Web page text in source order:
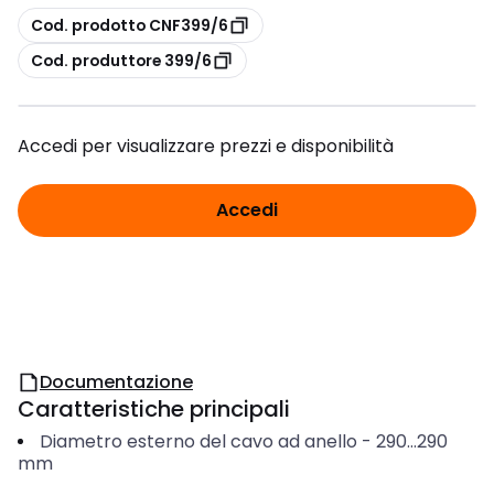
copia
Cod. prodotto CNF399/6
copia
Cod. produttore 399/6
Accedi per visualizzare prezzi e disponibilità
Accedi
Documentazione
Caratteristiche principali
Diametro esterno del cavo ad anello - 290...290
mm